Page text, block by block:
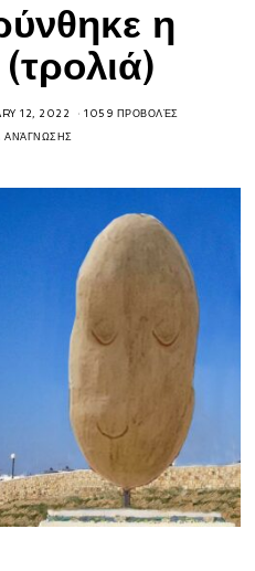
η
12, 2022 1059 ΠΡΟΒΟΛΈΣ
ΑΝΆΓΝΩΣΗΣ